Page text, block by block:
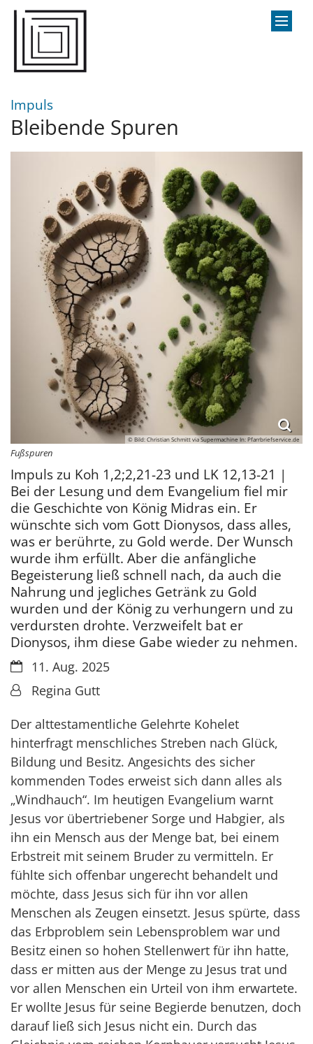
Zum Inhalt springen
Impuls:
Bleibende Spuren
© Bild: Christian Schmitt via Supermachine In: Pfarrbriefservice.de
Fußspuren
Impuls zu Koh 1,2;2,21-23 und LK 12,13-21 |
Bei der Lesung und dem Evangelium fiel mir
die Geschichte von König Midras ein. Er
wünschte sich vom Gott Dionysos, dass alles,
was er berührte, zu Gold werde. Der Wunsch
wurde ihm erfüllt. Aber die anfängliche
Begeisterung ließ schnell nach, da auch die
Nahrung und jegliches Getränk zu Gold
wurden und der König zu verhungern und zu
verdursten drohte. Verzweifelt bat er
Dionysos, ihm diese Gabe wieder zu nehmen.
Datum:11. Aug. 2025
Von:Regina Gutt
Der alttestamentliche Gelehrte Kohelet
hinterfragt menschliches Streben nach Glück,
Bildung und Besitz. Angesichts des sicher
kommenden Todes erweist sich dann alles als
„Windhauch“. Im heutigen Evangelium warnt
Jesus vor übertriebener Sorge und Habgier, als
ihn ein Mensch aus der Menge bat, bei einem
Erbstreit mit seinem Bruder zu vermitteln. Er
fühlte sich offenbar ungerecht behandelt und
möchte, dass Jesus sich für ihn vor allen
Menschen als Zeugen einsetzt. Jesus spürte, dass
das Erbproblem sein Lebensproblem war und
Besitz einen so hohen Stellenwert für ihn hatte,
dass er mitten aus der Menge zu Jesus trat und
vor allen Menschen ein Urteil von ihm erwartete.
Er wollte Jesus für seine Begierde benutzen, doch
darauf ließ sich Jesus nicht ein. Durch das